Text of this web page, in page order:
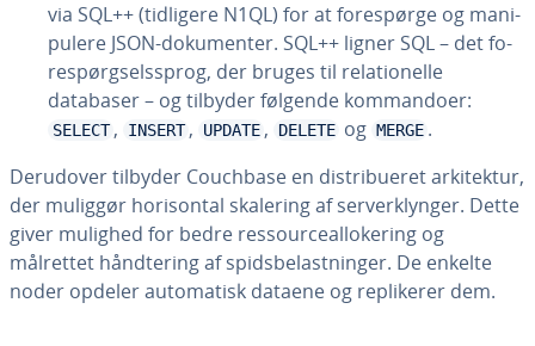
via SQL++ (tidligere N1QL) for at fo­re­spør­ge og ma­ni­
p­u­le­re JSON-do­ku­men­ter. SQL++ ligner SQL – det fo­
re­spørgsels­sprog, der bruges til re­la­tio­nel­le
databaser – og tilbyder følgende kom­man­do­er:
SELECT , INSERT , UPDATE , DELETE og MERGE .
Derudover tilbyder Couchbase en di­stri­bu­e­ret ar­ki­tek­tur,
der muliggør ho­ri­son­tal skalering af ser­ver­klyn­ger. Dette
giver mulighed for bedre res­sour­ce­al­lo­ke­ring og
målrettet hånd­te­ring af spids­be­last­nin­ger. De enkelte
noder opdeler au­to­ma­tisk dataene og repli­ke­rer dem.